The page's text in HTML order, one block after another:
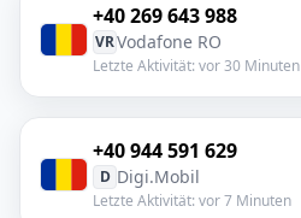
+40 269 643 988
VRVodafone RO
Letzte Aktivität: vor 30 Minuten
+40 944 591 629
D Digi.Mobil
Letzte Aktivität: vor 7 Minuten